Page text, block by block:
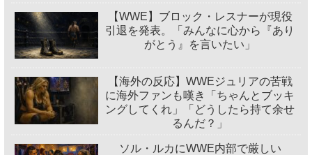
【WWE】ブロック・レスナーが現役
引退を発表。「みんなに心から『あり
がとう』を言いたい」
【海外の反応】WWEジュリアの苦戦
に海外ファンも嘆き「ちゃんとブッキ
ングしてくれ」「どうしたら持て余せ
るんだ？」
ソル・ルカにWWE内部で厳しい